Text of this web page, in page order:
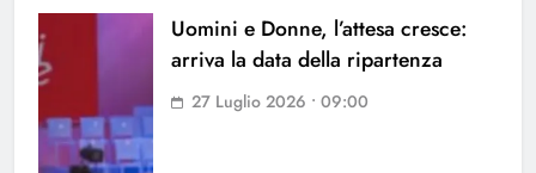
Uomini e Donne, l’attesa cresce:
arriva la data della ripartenza
27 Luglio 2026 • 09:00